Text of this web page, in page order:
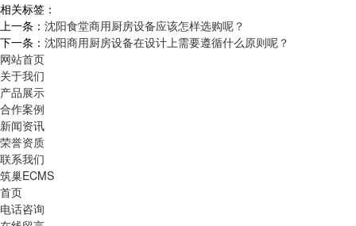
相关标签：
上一条： 沈阳食堂商用厨房设备应该怎样选购呢？
下一条： 沈阳商用厨房设备在设计上需要遵循什么原则呢？
网站首页
关于我们
产品展示
合作案例
新闻资讯
荣誉资质
联系我们
筑巢ECMS
首页
电话咨询